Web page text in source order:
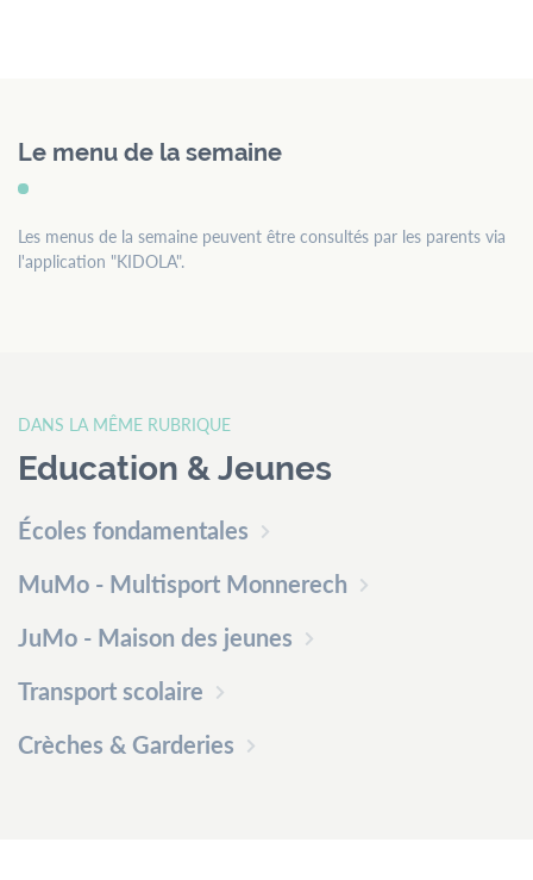
Le menu de la semaine
Les menus de la semaine peuvent être consultés par les parents via
l'application "KIDOLA".
DANS LA MÊME RUBRIQUE
Education & Jeunes
Écoles fondamentales
MuMo - Multisport Monnerech
JuMo - Maison des jeunes
Transport scolaire
Crèches & Garderies